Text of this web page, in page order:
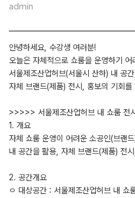
admin
안녕하세요, 수강생 여러분!
오늘은 자체적으로 쇼룸을 운영하기 어
서울제조산업허브(서울시 산하) 내 공
자체 브랜드(제품) 전시, 홍보의 기회를
>>>>> 서울제조산업허브 내 쇼룸 전
1. 개요
자체 쇼룸 운영이 어려운 소공인(브랜
내 공간을 활용, 자체 브랜드(제품) 전
2. 공간개요
ㅇ 대상공간 : 서울제조산업허브 내